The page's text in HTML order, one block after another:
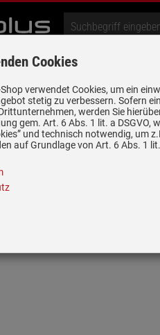
Kühlen & Gefrieren
Bewertungen
und Trusted Shops
Zubehör Zubehör -
Edelstahl
Cookies
verwendet Cookies, um ein
stetig zu verbessern. Sofern
werden Sie
gem. Art. 6 Abs. 1 lit. a
und technisch notwendig, um
auf Grundlage von Art. 6 Abs. 1